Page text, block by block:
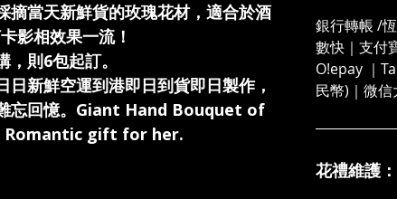
摘當天新鮮貨的玫瑰花材，適合於酒
影相效果一流！
則6包起訂。
日新鮮空運到港即日到貨即日製作，
忘回憶。Giant Hand Bouquet of
Romantic gift for her.
銀行轉帳 /
數快｜支付
O!epay ｜
民幣)｜微
花禮維護：